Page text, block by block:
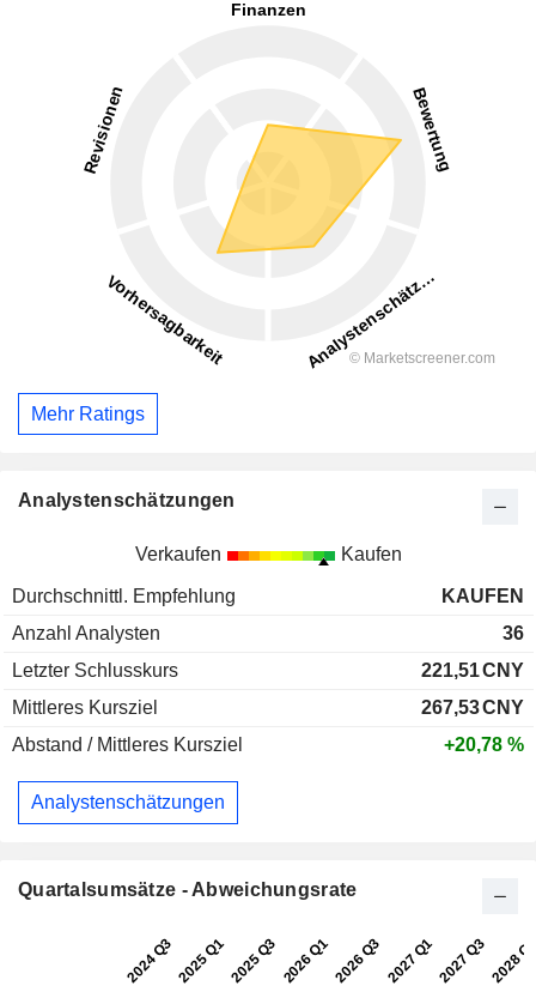
Mehr Ratings
Analystenschätzungen
Verkaufen Kaufen
Durchschnittl. Empfehlung
KAUFEN
Anzahl Analysten
36
Letzter Schlusskurs
221,51CNY
Mittleres Kursziel
267,53CNY
Abstand / Mittleres Kursziel
+20,78 %
Analystenschätzungen
Quartalsumsätze - Abweichungsrate